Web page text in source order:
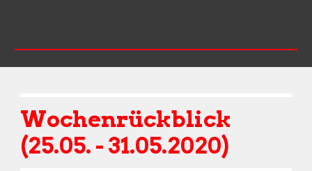
Wochenrückblick
(25.05. - 31.05.2020)